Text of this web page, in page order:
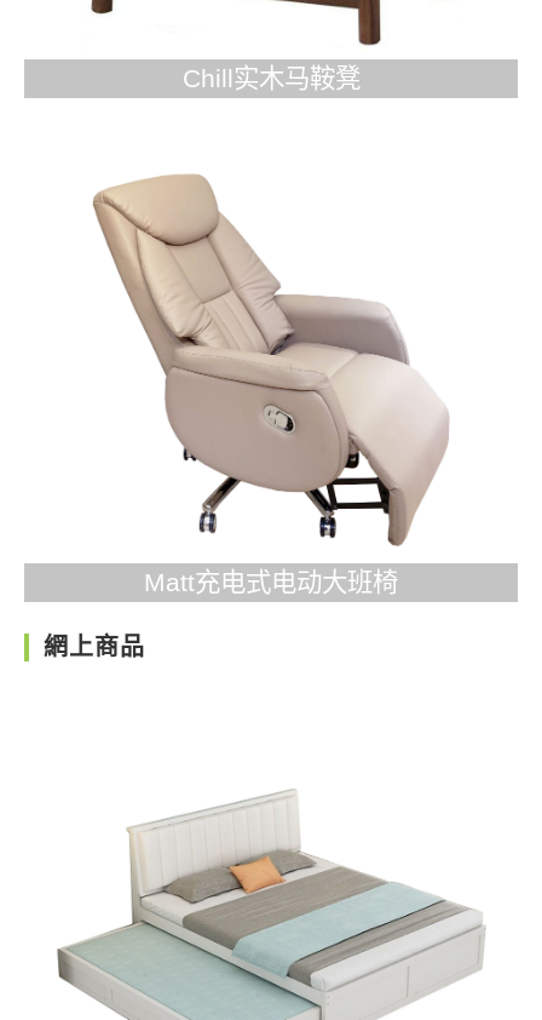
Chill实木马鞍凳
Matt充电式电动大班椅
網上商品